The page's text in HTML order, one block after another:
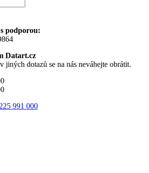
podporou:
Datart.cz
dotazů se na nás neváhejte obrátit.
991 000